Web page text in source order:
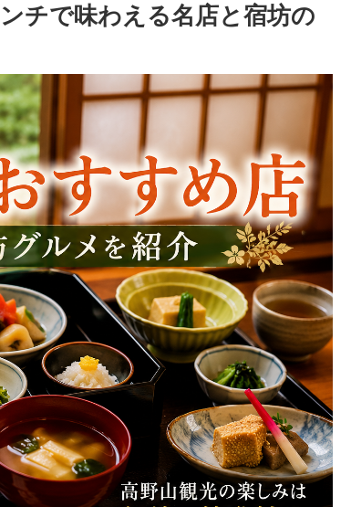
チで味わえる名店と宿坊の